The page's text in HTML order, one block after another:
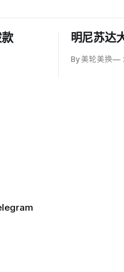
明尼苏达
By 美轮美换